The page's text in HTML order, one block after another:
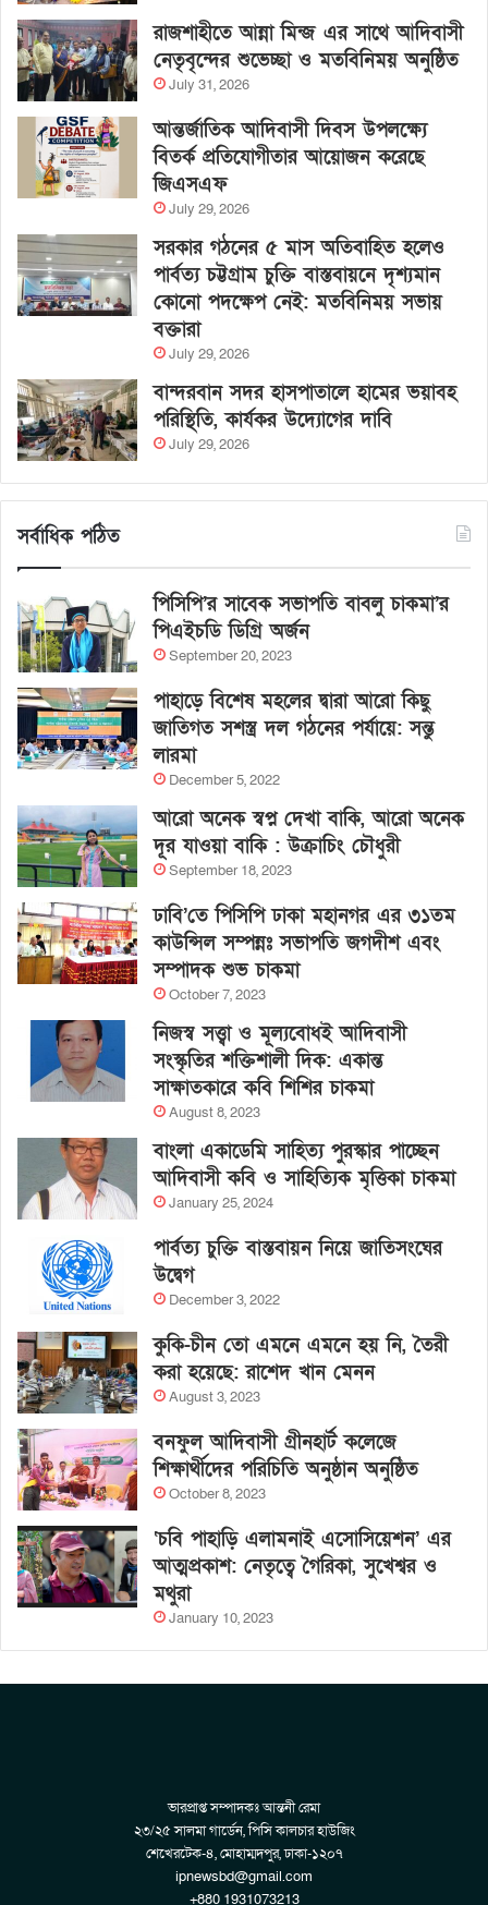
রাজশাহীতে আন্না মিন্জ এর সাথে আদিবাসী
নেতৃবৃন্দের শুভেচ্ছা ও মতবিনিময় অনুষ্ঠিত
July 31, 2026
আন্তর্জাতিক আদিবাসী দিবস উপলক্ষ্যে
বিতর্ক প্রতিযোগীতার আয়োজন করেছে
জিএসএফ
July 29, 2026
সরকার গঠনের ৫ মাস অতিবাহিত হলেও
পার্বত্য চট্টগ্রাম চুক্তি বাস্তবায়নে দৃশ্যমান
কোনো পদক্ষেপ নেই: মতবিনিময় সভায়
বক্তারা
July 29, 2026
বান্দরবান সদর হাসপাতালে হামের ভয়াবহ
পরিস্থিতি, কার্যকর উদ্যোগের দাবি
July 29, 2026
সর্বাধিক পঠিত
পিসিপি’র সাবেক সভাপতি বাবলু চাকমা’র
পিএইচডি ডিগ্রি অর্জন
September 20, 2023
পাহাড়ে বিশেষ মহলের দ্বারা আরো কিছু
জাতিগত সশস্ত্র দল গঠনের পর্যায়ে: সন্তু
লারমা
December 5, 2022
আরো অনেক স্বপ্ন দেখা বাকি, আরো অনেক
দূর যাওয়া বাকি : উক্রাচিং চৌধুরী
September 18, 2023
ঢাবি’তে পিসিপি ঢাকা মহানগর এর ৩১তম
কাউন্সিল সম্পন্নঃ সভাপতি জগদীশ এবং
সম্পাদক শুভ চাকমা
October 7, 2023
নিজস্ব সত্ত্বা ও মূল্যবোধই আদিবাসী
সংস্কৃতির শক্তিশালী দিক: একান্ত
সাক্ষাতকারে কবি শিশির চাকমা
August 8, 2023
বাংলা একাডেমি সাহিত্য পুরস্কার পাচ্ছেন
আদিবাসী কবি ও সাহিত্যিক মৃত্তিকা চাকমা
January 25, 2024
পার্বত্য চুক্তি বাস্তবায়ন নিয়ে জাতিসংঘের
উদ্বেগ
December 3, 2022
কুকি-চীন তো এমনে এমনে হয় নি, তৈরী
করা হয়েছে: রাশেদ খান মেনন
August 3, 2023
বনফুল আদিবাসী গ্রীনহার্ট কলেজে
শিক্ষার্থীদের পরিচিতি অনুষ্ঠান অনুষ্ঠিত
October 8, 2023
‘চবি পাহাড়ি এলামনাই এসোসিয়েশন’ এর
আত্মপ্রকাশ: নেতৃত্বে গৈরিকা, সুখেশ্বর ও
মথুরা
January 10, 2023
ভারপ্রাপ্ত সম্পাদকঃ আন্তনী রেমা
২৩/২৫ সালমা গার্ডেন, পিসি কালচার হাউজিং
শেখেরটেক-৪, মোহাম্মদপুর, ঢাকা-১২০৭
ipnewsbd@gmail.com
+880 1931073213